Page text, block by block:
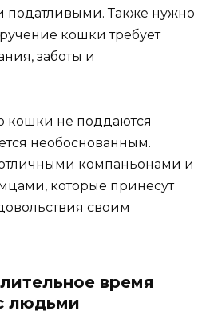
податливыми. Также нужно
кошки требует
заботы и
кошки не поддаются
необоснованным.
компаньонами и
которые принесут
своим
время
людьми